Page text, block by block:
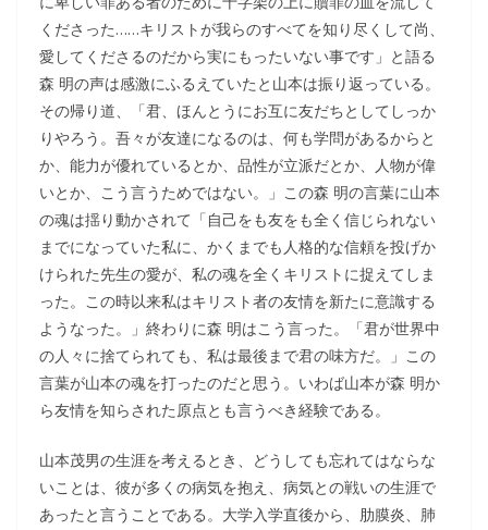
くださった……キリストが我らのすべてを知り尽くして尚、
愛してくださるのだから実にもったいない事です」と語る
森 明の声は感激にふるえていたと山本は振り返っている。
その帰り道、「君、ほんとうにお互に友だちとしてしっか
りやろう。吾々が友達になるのは、何も学問があるからと
か、能力が優れているとか、品性が立派だとか、人物が偉
いとか、こう言うためではない。」この森 明の言葉に山本
の魂は揺り動かされて「自己をも友をも全く信じられない
までになっていた私に、かくまでも人格的な信頼を投げか
けられた先生の愛が、私の魂を全くキリストに捉えてしま
った。この時以来私はキリスト者の友情を新たに意識する
ようなった。」終わりに森 明はこう言った。「君が世界中
の人々に捨てられても、私は最後まで君の味方だ。」この
言葉が山本の魂を打ったのだと思う。いわば山本が森 明か
ら友情を知らされた原点とも言うべき経験である。
山本茂男の生涯を考えるとき、どうしても忘れてはならな
いことは、彼が多くの病気を抱え、病気との戦いの生涯で
あったと言うことである。大学入学直後から、肋膜炎、肺